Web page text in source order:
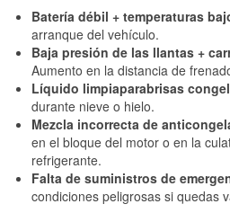
Batería débil + temperaturas
arranque del vehículo.
Baja presión de las llantas +
Aumento en la distancia de
Líquido limpiaparabrisas
durante nieve o hielo.
Mezcla incorrecta de
en el bloque del motor o en la
refrigerante.
Falta de suministros de
condiciones peligrosas si quedas